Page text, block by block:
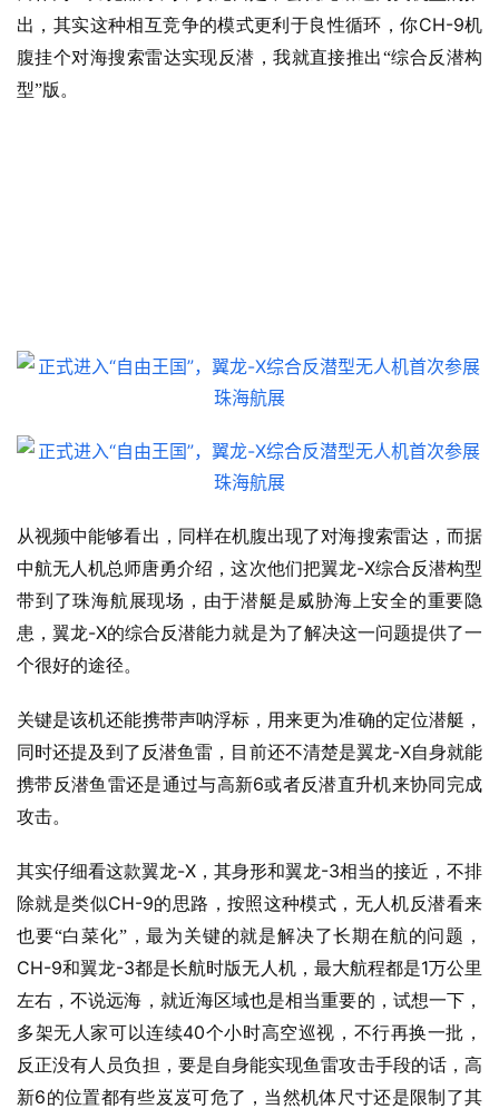
出，其实这种相互竞争的模式更利于良性循环，你CH-9机
腹挂个对海搜索雷达实现反潜，我就直接推出“综合反潜构
型”版。
从视频中能够看出，同样在机腹出现了对海搜索雷达，而据
中航无人机总师唐勇介绍，这次他们把翼龙-X综合反潜构型
带到了珠海航展现场，由于潜艇是威胁海上安全的重要隐
患，翼龙-X的综合反潜能力就是为了解决这一问题提供了一
个很好的途径。
关键是该机还能携带声呐浮标，用来更为准确的定位潜艇，
同时还提及到了反潜鱼雷，目前还不清楚是翼龙-X自身就能
携带反潜鱼雷还是通过与高新6或者反潜直升机来协同完成
攻击。
其实仔细看这款翼龙-X ，其身形和翼龙-3相当的接近，不排
除就是类似CH-9的思路，按照这种模式，无人机反潜看来
也要“白菜化”，最为关键的就是解决了长期在航的问题，
CH-9和翼龙-3都是长航时版无人机，最大航程都是1万公里
左右，不说远海，就近海区域也是相当重要的，试想一下，
多架无人家可以连续40个小时高空巡视，不行再换一批，
反正没有人员负担，要是自身能实现鱼雷攻击手段的话，高
新6的位置都有些岌岌可危了，当然机体尺寸还是限制了其